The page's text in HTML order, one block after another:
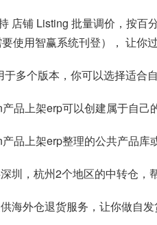
店铺 Listing 批量调价，按百
使用智赢系统刊登）， 让你
多个版本，你可以选择适合
品上架erp可以创建属于自
品上架erp整理的公共产品库
圳，杭州2个地区的中转仓，
海外仓退货服务，让你做自